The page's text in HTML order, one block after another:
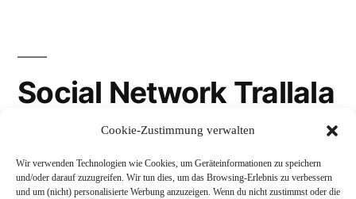
Cookie-Zustimmung verwalten
Wir verwenden Technologien wie Cookies, um Geräteinformationen zu speichern
und/oder darauf zuzugreifen. Wir tun dies, um das Browsing-Erlebnis zu verbessern
und um (nicht) personalisierte Werbung anzuzeigen. Wenn du nicht zustimmst oder die
Social Network Trallala
LinkedIn